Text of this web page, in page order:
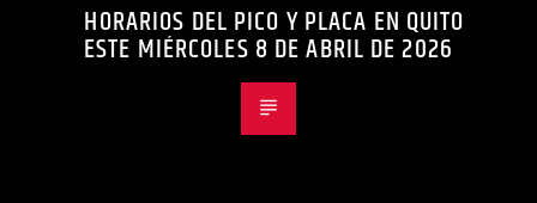
HORARIOS DEL PICO Y PLACA EN QUITO
ESTE MIÉRCOLES 8 DE ABRIL DE 2026